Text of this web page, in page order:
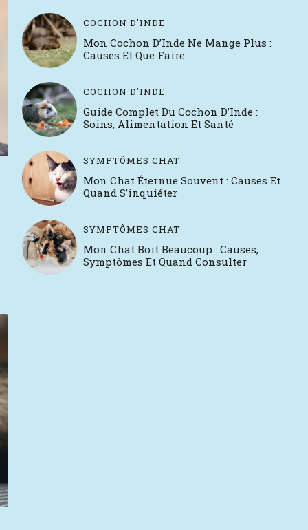
COCHON D'INDE
Mon Cochon D’Inde Ne Mange Plus :
Causes Et Que Faire
COCHON D'INDE
Guide Complet Du Cochon D’Inde :
Soins, Alimentation Et Santé
SYMPTÔMES CHAT
Mon Chat Éternue Souvent : Causes Et
Quand S’inquiéter
SYMPTÔMES CHAT
Mon Chat Boit Beaucoup : Causes,
Symptômes Et Quand Consulter